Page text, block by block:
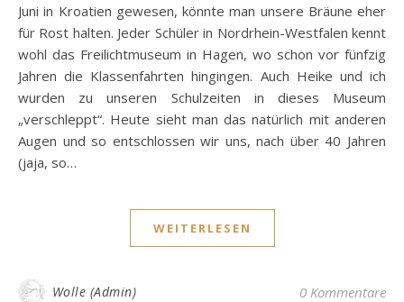
Juni in Kroatien gewesen, könnte man unsere Bräune eher
für Rost halten. Jeder Schüler in Nordrhein-Westfalen kennt
wohl das Freilichtmuseum in Hagen, wo schon vor fünfzig
Jahren die Klassenfahrten hingingen. Auch Heike und ich
wurden zu unseren Schulzeiten in dieses Museum
„verschleppt“. Heute sieht man das natürlich mit anderen
Augen und so entschlossen wir uns, nach über 40 Jahren
(jaja, so…
WEITERLESEN
Wolle (Admin) 0 Kommentare